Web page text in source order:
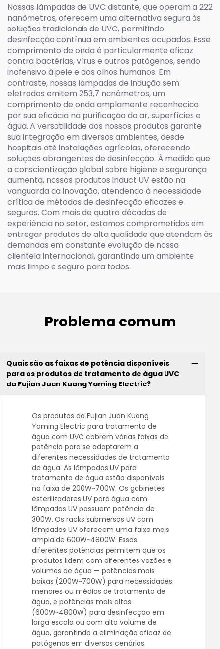
Nossas lâmpadas de UVC distante, que operam a 222
nanômetros, oferecem uma alternativa segura às
soluções tradicionais de UVC, permitindo
desinfecção contínua em ambientes ocupados. Esse
comprimento de onda é particularmente eficaz
contra bactérias, vírus e outros patógenos, sendo
inofensivo à pele e aos olhos humanos. Em
contraste, nossas lâmpadas de indução sem
eletrodos emitem 253,7 nanômetros, um
comprimento de onda amplamente reconhecido
por sua eficácia na purificação do ar, superfícies e
água. A versatilidade dos nossos produtos garante
sua integração em diversos ambientes, desde
hospitais até instalações agrícolas, oferecendo
soluções abrangentes de desinfecção. À medida que
a conscientização global sobre higiene e segurança
aumenta, nossos produtos Induct UV estão na
vanguarda da inovação, atendendo à necessidade
crítica de métodos de desinfecção eficazes e
seguros. Com mais de quatro décadas de
experiência no setor, estamos comprometidos em
entregar produtos de alta qualidade que atendam às
demandas em constante evolução de nossa
clientela internacional, garantindo um ambiente
mais limpo e seguro para todos.
Problema comum
Quais são as faixas de potência disponíveis
para os produtos de tratamento de água UVC
da Fujian Juan Kuang Yaming Electric?
Os produtos da Fujian Juan Kuang
Yaming Electric para tratamento de
água com UVC cobrem várias faixas de
potência para se adaptarem a
diferentes necessidades de tratamento
de água. As lâmpadas UV para
tratamento de água estão disponíveis
na faixa de 200W~700W. Os gabinetes
esterilizadores UV para água com
lâmpadas UV possuem potência de
300W. Os racks submersos UV com
lâmpadas UV oferecem uma faixa mais
ampla de 600W~4800W. Essas
diferentes potências permitem que os
produtos lidem com diferentes vazões e
volumes de água — potências mais
baixas (200W~700W) para necessidades
menores ou médias de tratamento de
água, e potências mais altas
(600W~4800W) para desinfecção em
larga escala ou com alto volume de
água, garantindo a eliminação eficaz de
patógenos em diversos cenários.